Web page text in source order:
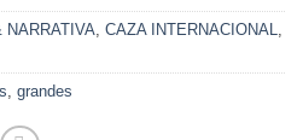
NARRATIVA, CAZA INTERNACIONAL,
, grandes